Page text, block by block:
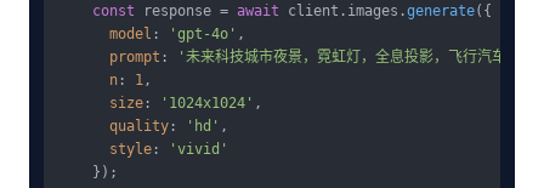
const response = await client. images .generate({
model : 'gpt-4o' ,
prompt :
'未来科技城市夜景，霓虹灯，全息投影，飞行汽车，赛
n : 1,
size : '1024x1024' ,
quality : 'hd' ,
style :
'vivid'
    });